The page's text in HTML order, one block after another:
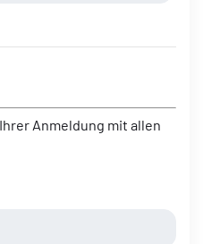
Anmeldung mit allen